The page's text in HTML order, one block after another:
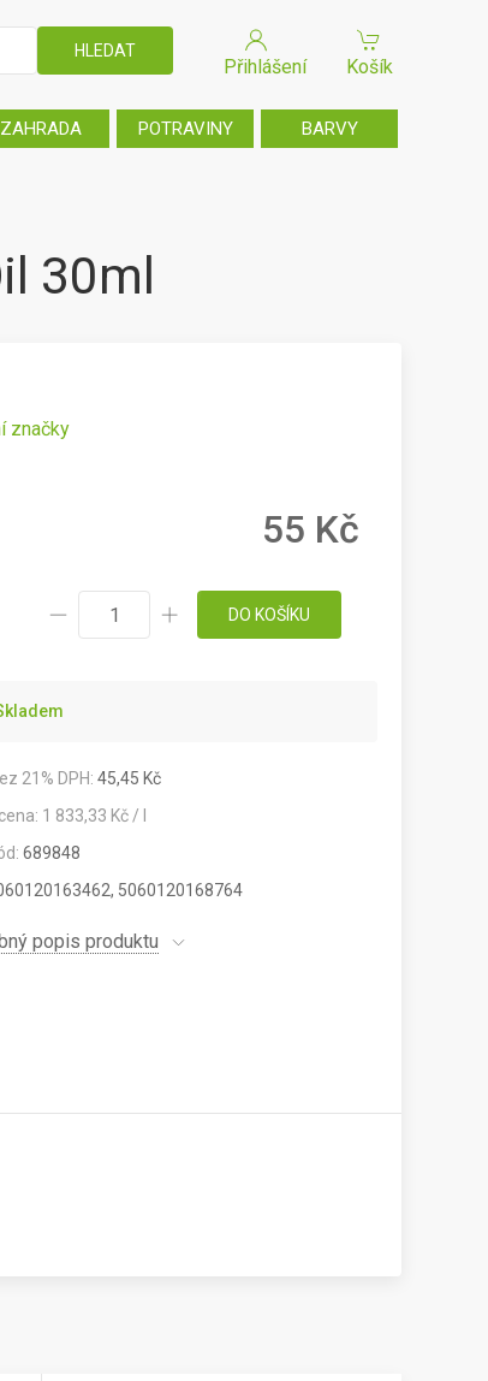
Přihlášení Košík
ZAHRADA POTRAVINY BARVY
30ml
značky
55 Kč
DO KOŠÍKU
21% DPH: 45,45 Kč
1 833,33 Kč / l
689848
5060120168764
popis produktu